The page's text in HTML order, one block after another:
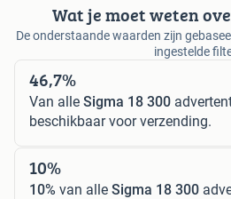
Wat je moet weten
De onderstaande waarden zijn
ingestelde
46,7%
Van alle Sigma 18 300
beschikbaar voor verzending.
10%
10% van alle Sigma 18 300